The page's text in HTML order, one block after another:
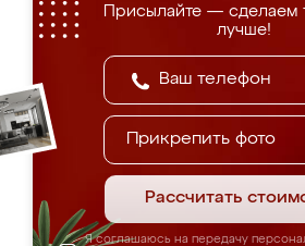
Присылайте — сделаем
лучше!
Прикрепить фото
Рассчитать
Я соглашаюсь на передачу